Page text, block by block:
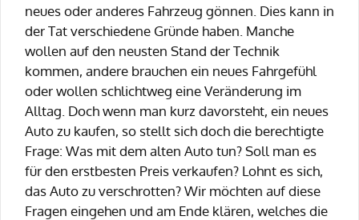
neues oder anderes Fahrzeug gönnen. Dies kann in
der Tat verschiedene Gründe haben. Manche
wollen auf den neusten Stand der Technik
kommen, andere brauchen ein neues Fahrgefühl
oder wollen schlichtweg eine Veränderung im
Alltag. Doch wenn man kurz davorsteht, ein neues
Auto zu kaufen, so stellt sich doch die berechtigte
Frage: Was mit dem alten Auto tun? Soll man es
für den erstbesten Preis verkaufen? Lohnt es sich,
das Auto zu verschrotten? Wir möchten auf diese
Fragen eingehen und am Ende klären, welches die